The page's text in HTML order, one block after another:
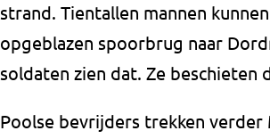
strand. Tientallen mannen
opgeblazen spoorbrug naar
soldaten zien dat. Ze beschieten
Poolse bevrijders trekken